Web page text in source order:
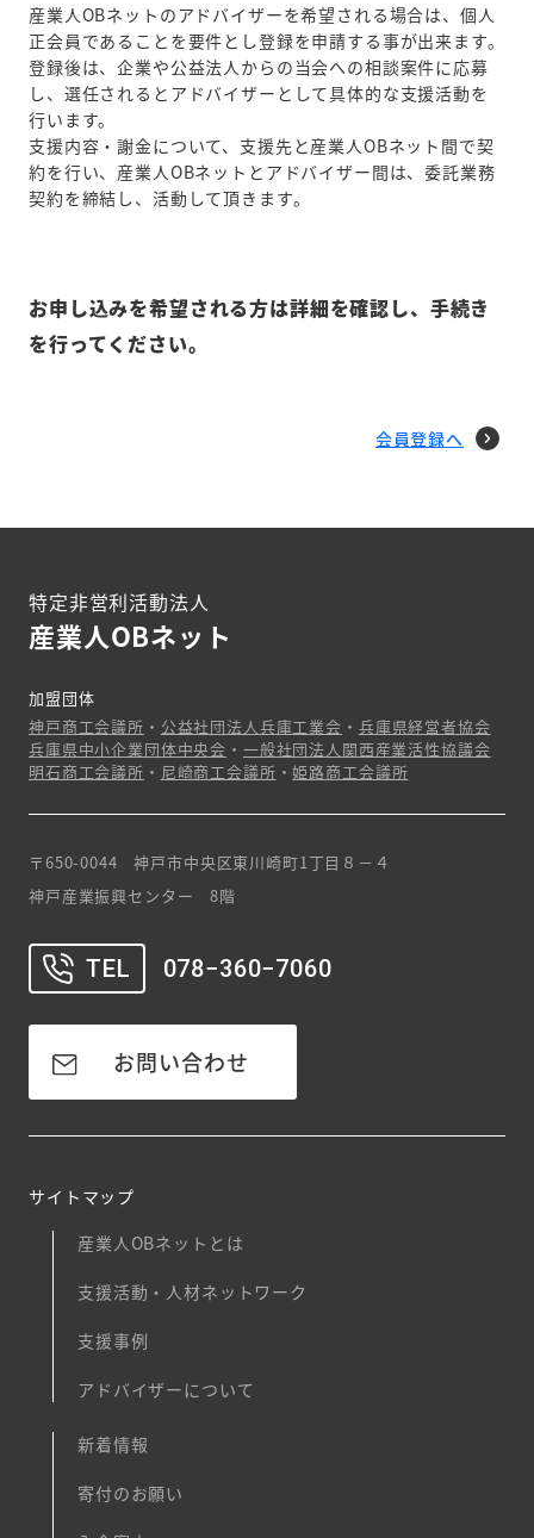
産業人OBネットのアドバイザーを希望される場合は、個人
正会員であることを要件とし登録を申請する事が出来ます。
登録後は、企業や公益法人からの当会への相談案件に応募
し、選任されるとアドバイザーとして具体的な支援活動を
行います。
支援内容・謝金について、支援先と産業人OBネット間で契
約を行い、産業人OBネットとアドバイザー間は、委託業務
契約を締結し、活動して頂きます。
お申し込みを希望される方は詳細を確認し、手続き
を行ってください。
会員登録へ
特定非営利活動法人
産業人OBネット
加盟団体
神戸商工会議所 ・ 公益社団法人兵庫工業会 ・ 兵庫県経営者協会
兵庫県中小企業団体中央会 ・ 一般社団法人関西産業活性協議会
明石商工会議所 ・ 尼崎商工会議所 ・姫路商工会議所
〒650-0044 神戸市中央区東川崎町1丁目８－４
神戸産業振興センター 8階
TEL 078−360−7060
お問い合わせ
サイトマップ
産業人OBネットとは
支援活動・人材ネットワーク
支援事例
アドバイザーについて
新着情報
寄付のお願い